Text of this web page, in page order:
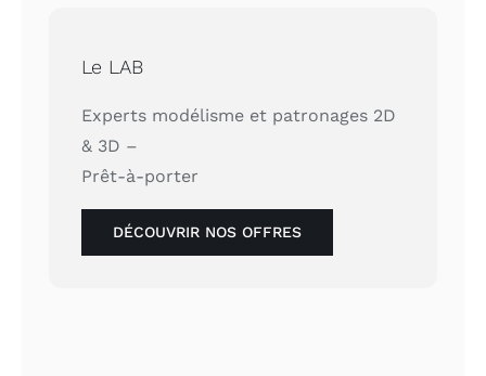
Le LAB
Experts modélisme et patronages 2D
& 3D –
Prêt-à-porter
DÉCOUVRIR NOS OFFRES